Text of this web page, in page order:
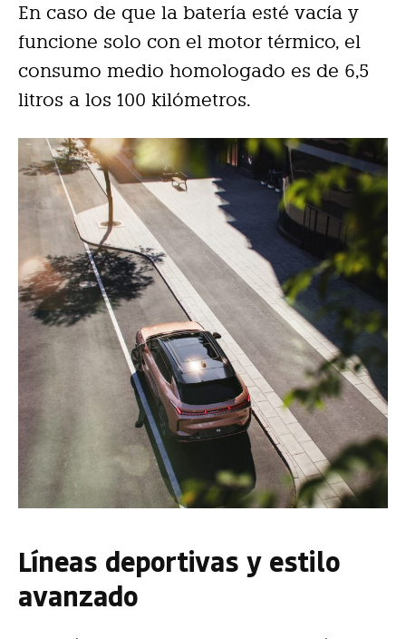
En caso de que la batería esté vacía y
funcione solo con el motor térmico, el
consumo medio homologado es de 6,5
litros a los 100 kilómetros.
Líneas deportivas y estilo
avanzado